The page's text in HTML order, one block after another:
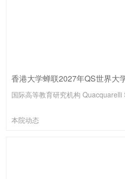
香港大学蝉联2027年QS世界大
本院动态